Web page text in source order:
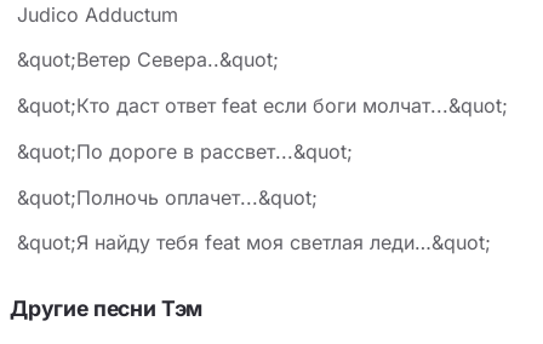
Judico Adductum
&quot;Ветер Севера..&quot;
&quot;Кто даст ответ feat если боги молчат...&quot;
&quot;По дороге в рассвет...&quot;
&quot;Полночь оплачет...&quot;
&quot;Я найду тебя feat моя светлая леди…&quot;
Другие песни Тэм